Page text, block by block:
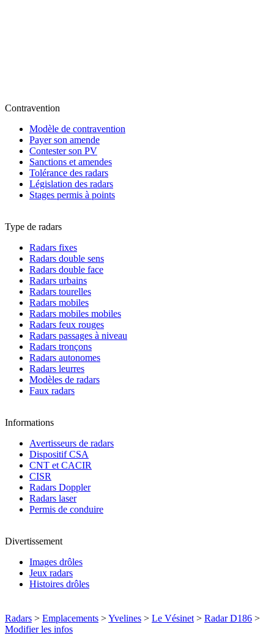
Contravention
Modèle de contravention
Payer son amende
Contester son PV
Sanctions et amendes
Tolérance des radars
Législation des radars
Stages permis à points
Type de radars
Radars fixes
Radars double sens
Radars double face
Radars urbains
Radars tourelles
Radars mobiles
Radars mobiles mobiles
Radars feux rouges
Radars passages à niveau
Radars tronçons
Radars autonomes
Radars leurres
Modèles de radars
Faux radars
Informations
Avertisseurs de radars
Dispositif CSA
CNT et CACIR
CISR
Radars Doppler
Radars laser
Permis de conduire
Divertissement
Images drôles
Jeux radars
Histoires drôles
Radars > Emplacements >Yvelines > Le Vésinet > Radar D186 >
Modifier les infos